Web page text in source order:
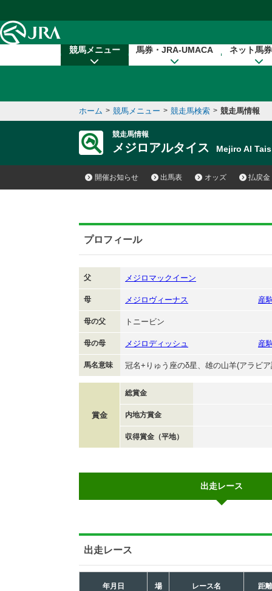
競馬メニュー 馬券・JRA-UMACA ネット馬
ホーム > 競馬メニュー > 競走馬検索 > 競走馬情報
競走馬情報
メジロアルタイス Mejiro Al
開催お知らせ 出馬表 オッズ 払戻金
プロフィール
父 メジロマックイーン
母 メジロヴィーナス 産
母の父 トニービン
母の母 メジロディッシュ 産
馬名意味 冠名+りゅう座のδ星、雄の山羊(アラビ
賞金
総賞金
内地方賞金
収得賞金（平地）
出走レース
出走レース
年月日 場 レース名 距離